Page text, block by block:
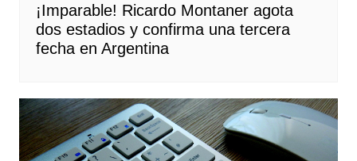
¡Imparable! Ricardo Montaner agota
dos estadios y confirma una tercera
fecha en Argentina